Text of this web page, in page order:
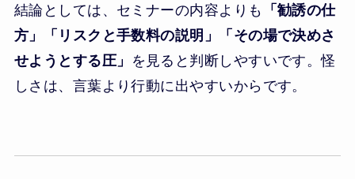
結論としては、セミナーの内容よりも
「勧誘の仕
方」「リスクと手数料の説明」「その場で決めさ
せようとする圧」
を見ると判断しやすいです。怪
しさは、言葉より行動に出やすいからです。